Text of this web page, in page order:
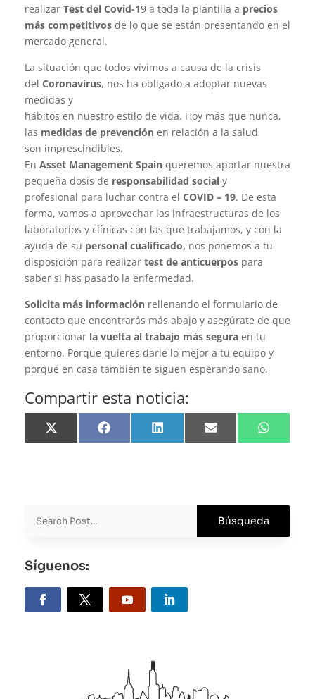
realizar Test del Covid-19 a toda la plantilla a precios
más competitivos de lo que se están presentando en el
mercado general.
La situación que todos vivimos a causa de la crisis
del Coronavirus, nos ha obligado a adoptar nuevas
medidas y
hábitos en nuestro estilo de vida. Hoy más que nunca,
las medidas de prevención en relación a la salud
son imprescindibles.
En Asset Management Spain queremos aportar nuestra
pequeña dosis de responsabilidad social y
profesional para luchar contra el COVID – 19. De esta
forma, vamos a aprovechar las infraestructuras de los
laboratorios y clínicas con las que trabajamos, y con la
ayuda de su personal cualificado, nos ponemos a tu
disposición para realizar test de anticuerpos para
saber si has pasado la enfermedad.
Solicita más información rellenando el formulario de
contacto que encontrarás más abajo y asegúrate de que
proporcionar la vuelta al trabajo más segura en tu
entorno. Porque quieres darle lo mejor a tu equipo y
porque en casa también te siguen esperando sano.
Compartir esta noticia:
Compartir
en
Compartir
en
Compartir
en
Compartir
en
Compartir
en
Síguenos: